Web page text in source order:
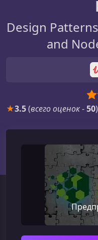
Design
and
★3.5(всего оценок-50)